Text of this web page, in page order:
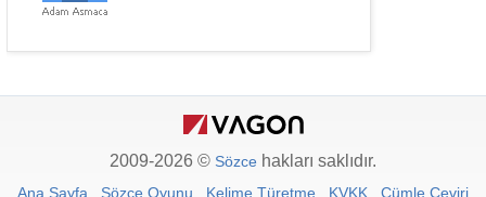
2009-2026 © Sözce hakları saklıdır.
Ana Sayfa Sözce Oyunu Kelime Türetme KVKK Cümle Çeviri